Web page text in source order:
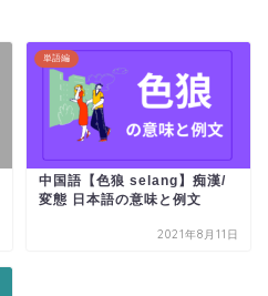
単語編
中国語【色狼 selang】痴漢/
変態 日本語の意味と例文
2021年8月11日